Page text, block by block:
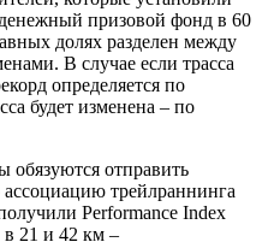
призовой фонд в 60
долях разделен между
В случае если трасса
определяется по
будет изменена – по
обязуются отправить
трейлраннинга
Performance Index
21 и 42 км –